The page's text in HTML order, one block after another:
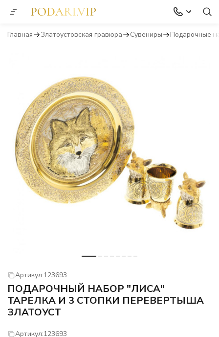
Главная Златоустовская гравюра Сувениры Подарочные
Артикул:123693
ПОДАРОЧНЫЙ НАБОР "ЛИСА"
ТАРЕЛКА И 3 СТОПКИ ПЕРЕВЕРТЫША
ЗЛАТОУСТ
Артикул:123693